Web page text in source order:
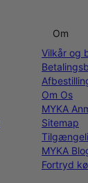
Om
Vilkår og
Om Os
MYKA
Sitemap
MYKA
Fortryd